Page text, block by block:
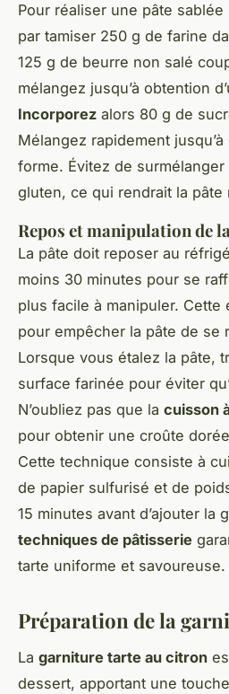
Pour réaliser une pâte
par tamiser 250 g de farine
125 g de beurre non salé
mélangez jusqu’à obtention
Incorporez alors 80 g de
Mélangez rapidement
forme. Évitez de
gluten, ce qui rendrait la pâte
Repos et manipulation de
La pâte doit reposer au
moins 30 minutes pour se
plus facile à manipuler. Cette
pour empêcher la pâte de se
Lorsque vous étalez la pâte,
surface farinée pour éviter
N’oubliez pas que la cuisson
pour obtenir une croûte
Cette technique consiste à
de papier sulfurisé et de
15 minutes avant d’ajouter la
techniques de pâtisserie
tarte uniforme et savoureuse.
Préparation de la
La garniture tarte au citron
dessert, apportant une